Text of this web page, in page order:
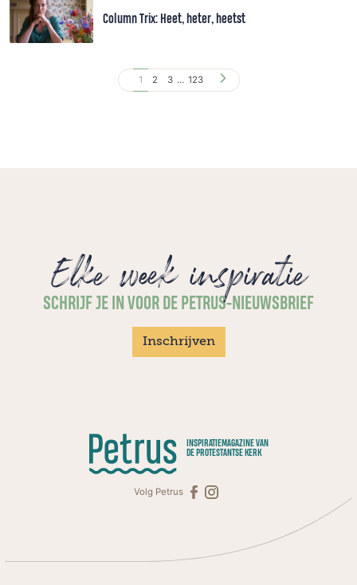
Column Trix: Heet, heter, heetst
1 2 3 ... 123
Elke week inspiratie
SCHRIJF JE IN VOOR DE PETRUS-NIEUWSBRIEF
Inschrijven
INSPIRATIEMAGAZINE VAN
DE PROTESTANTSE KERK
Volg Petrus